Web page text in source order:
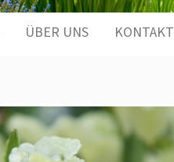
ÜBER UNS KONTAKT